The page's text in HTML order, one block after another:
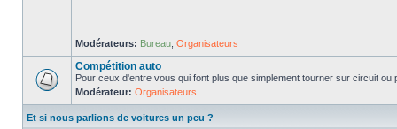
Modérateurs: Bureau Organisateurs
Compétition auto
Pour ceux d'entre vous qui font plus que simplement tourner sur circuit ou
Modérateur: Organisateurs
Et si nous parlions de voitures un peu ?